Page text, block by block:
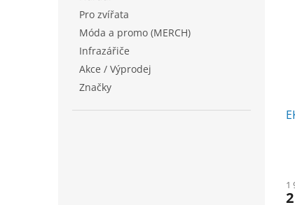
Pro zvířata
Móda a promo (MERCH)
Infrazářiče
Akce / Výprodej
Značky
je
1